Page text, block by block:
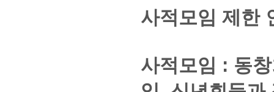
사적모임 제한
사적모임 : 동